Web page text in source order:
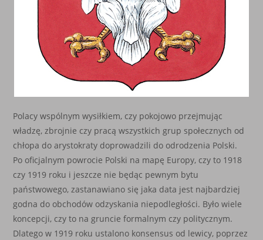
Polacy wspólnym wysiłkiem, czy pokojowo przejmując
władzę, zbrojnie czy pracą wszystkich grup społecznych od
chłopa do arystokraty doprowadzili do odrodzenia Polski.
Po oficjalnym powrocie Polski na mapę Europy, czy to 1918
czy 1919 roku i jeszcze nie będąc pewnym bytu
państwowego, zastanawiano się jaka data jest najbardziej
godna do obchodów odzyskania niepodległości. Było wiele
koncepcji, czy to na gruncie formalnym czy politycznym.
Dlatego w 1919 roku ustalono konsensus od lewicy, poprzez